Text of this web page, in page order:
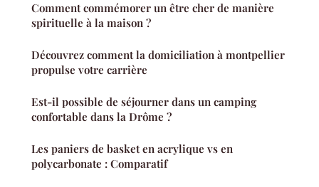
Comment commémorer un être cher de manière
spirituelle à la maison ?
Découvrez comment la domiciliation à montpellier
propulse votre carrière
Est-il possible de séjourner dans un camping
confortable dans la Drôme ?
Les paniers de basket en acrylique vs en
polycarbonate : Comparatif